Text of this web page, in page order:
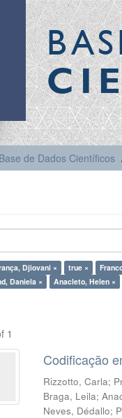
Base de Dados Científicos
Djiovani × true ×
Daniela × Anacleto, Helen ×
1
Codificação
Rizzotto, Carla;
Braga, Leila;
Neves, Dédallo;